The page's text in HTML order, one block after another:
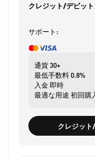
クレジット/デビッ
サポート:
通貨30+
最低手数料0.8%
入金 即時
最適な用途 初回購
クレジッ